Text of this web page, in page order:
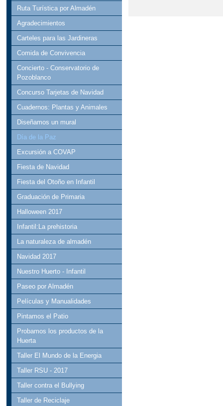
Ruta Turística por Almadén
Agradecimientos
Carteles para las Jardineras
Comida de Convivencia
Concierto - Conservatorio de
Pozoblanco
Concurso Tarjetas de Navidad
Cuadernos: Plantas y Animales
Diseñamos un mural
Día de la Paz
Excursión a COVAP
Fiesta de Navidad
Fiesta del Otoño en Infantil
Graduación de Primaria
Halloween 2017
Infantil:La prehistoria
La naturaleza de almadén
Navidad 2017
Nuestro Huerto - Infantil
Paseo por Almadén
Películas y Manualidades
Pintamos el Patio
Probamos los productos de la
Huerta
Taller El Mundo de la Energia
Taller RSU - 2017
Taller contra el Bullying
Taller de Reciclaje